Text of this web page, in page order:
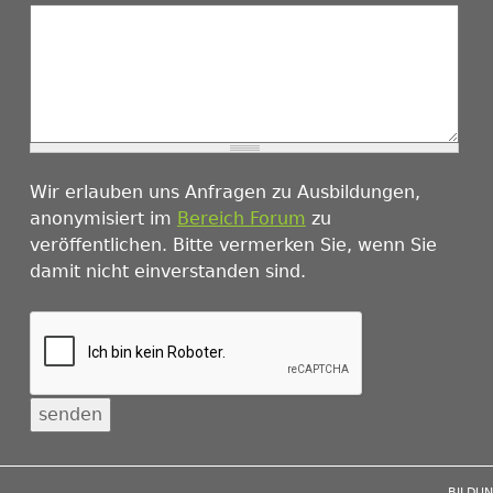
Wir erlauben uns Anfragen zu Ausbildungen,
anonymisiert im Bereich Forum zu
veröffentlichen. Bitte vermerken Sie, wenn Sie
damit nicht einverstanden sind.